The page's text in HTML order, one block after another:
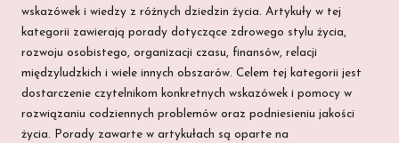
wskazówek i wiedzy z różnych dziedzin życia. Artykuły w tej
kategorii zawierają porady dotyczące zdrowego stylu życia,
rozwoju osobistego, organizacji czasu, finansów, relacji
międzyludzkich i wiele innych obszarów. Celem tej kategorii jest
dostarczenie czytelnikom konkretnych wskazówek i pomocy w
rozwiązaniu codziennych problemów oraz podniesieniu jakości
życia. Porady zawarte w artykułach są oparte na